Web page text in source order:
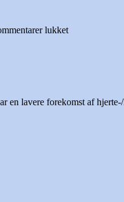
lukkettil
en lavere forekomst af